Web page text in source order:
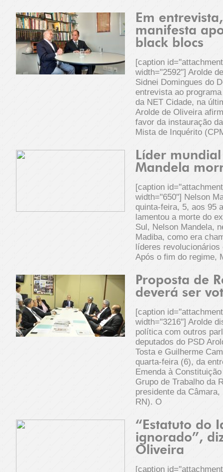
Em
manifesta
black blocs
[caption
width="2592"] Arolde
Sidnei Domingues do
entrevista ao
da NET Cidade, na
Arolde de Oliveira
favor da instauração
Mista de Inquérito
Líder
Mandela
[caption
width="650"] Nelson
quinta-feira, 5, aos 95
lamentou a morte do
Sul, Nelson Mandela,
Madiba, como era
líderes
Após o fim do regime,
Proposta de
deverá ser
[caption
width="3216"] Arolde
política com outros
deputados do PSD
Tosta e Guilherme
quarta-feira (6), da
Emenda à
Grupo de Trabalho da
presidente da
RN). O
“Estatuto do
ignorado”,
Oliveira
[caption